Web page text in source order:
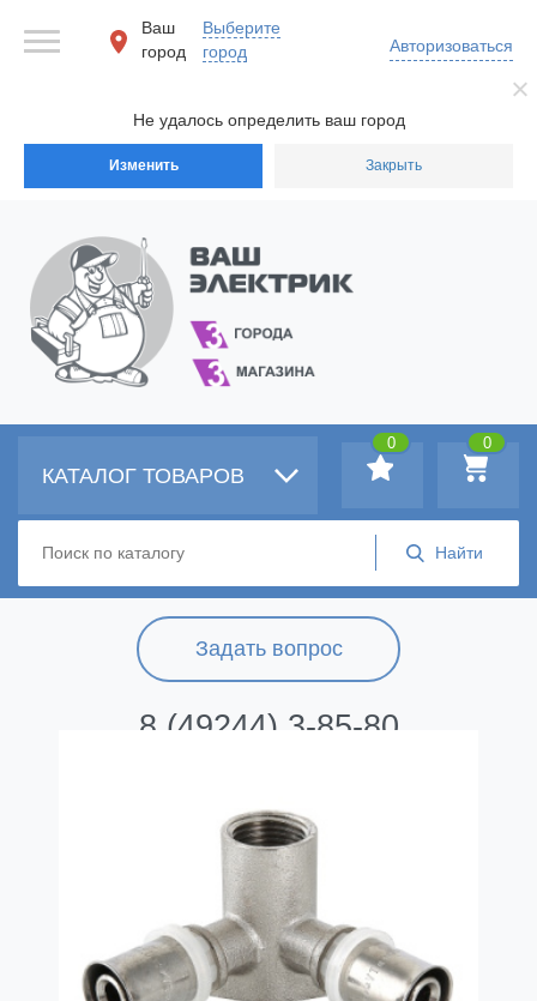
Не удалось определить ваш город
Изменить Закрыть
Ваш
город
Выберите
город
Авторизоваться
Задать вопрос
8 (49244) 3-85-80
КАТАЛОГ ТОВАРОВ
0
0